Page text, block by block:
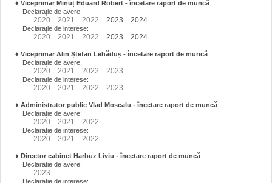
♦ Viceprimar Minuț Eduard Robert - încetare raport de muncă
Declaraţie de avere:
2020 2021 2022 2023 2024
Declaraţie de interese:
2020 2021 2022 2023 2024
♦ Viceprimar Alin Ștefan Lehăduș - încetare raport de muncă
Declaraţie de avere:
2020 2021 2022 2023
Declaraţie de interese:
2020 2021 2022 2023
♦ Administrator public Vlad Moscalu - încetare raport de muncă
Declaraţie de avere:
2020 2021 2022
Declaraţie de interese:
2020 2021 2022
♦ Director cabinet Harbuz Liviu - încetare raport de muncă
Declaraţie de avere:
2023
Declaraţie de interese: